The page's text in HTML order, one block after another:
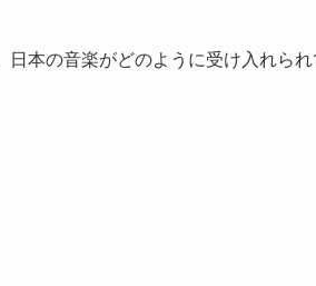
本の音楽がどのように受け入れられ